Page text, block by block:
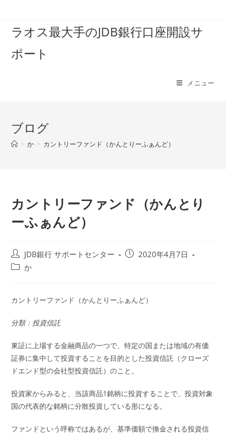
ラオス最大手のJDB銀行口座開設サ
ポート
メニュー
ブログ
> か > カントリーファンド（かんとりーふぁんど）
カントリーファンド（かんとり
ーふぁんど）
投
稿
JDB銀行 サポートセンター
投
日:
2020年4月7日
投
テ
リ
か
カントリーファンド（かんとりーふぁんど）
分類：投資信託
東証に上場する金融商品の一つで、特定の国または地域の有価
証券に集中して投資することを目的とした投資信託（クローズ
ドエンド型の会社型投資信託）のこと。
投資家からみると、当該商品1銘柄に投資することで、投資対象
国の代表的な銘柄に分散投資している形になる。
ファンドという呼称ではあるが、基準価額で換金される投資信